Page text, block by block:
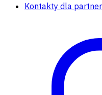
Kontakty dla